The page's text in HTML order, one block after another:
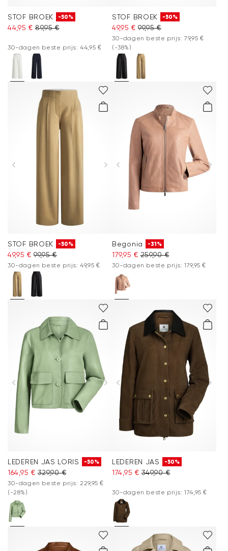
STOF BROEK -50%
44,95 € 89,95 €
30-dagen beste prijs: 44,95 €
STOF BROEK -50%
49,95 € 99,95 €
30-dagen beste prijs: 79,95 €
(-38%)
STOF BROEK -50%
49,95 € 99,95 €
30-dagen beste prijs: 49,95 €
Begonia -31%
179,95 € 259,90 €
30-dagen beste prijs: 179,95 €
LEDEREN JAS LORIS -50%
164,95 € 329,90 €
30-dagen beste prijs: 229,95 €
(-28%)
LEDEREN JAS -50%
174,95 € 349,90 €
30-dagen beste prijs: 174,95 €